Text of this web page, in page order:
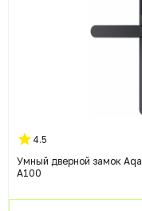
4.5
Умный дверной замок
A100